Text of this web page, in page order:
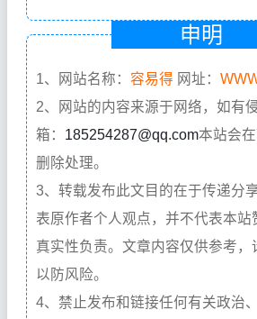
申明
1、网站名称： 容易得 网址：
2、网站的内容来源于网络，如有
箱： 185254287@qq.com本站会
删除处理。
3、转载发布此文目的在于传递分
表原作者个人观点，并不代表本站
真实性负责。文章内容仅供参考，
以防风险。
4、禁止发布和链接任何有关政治